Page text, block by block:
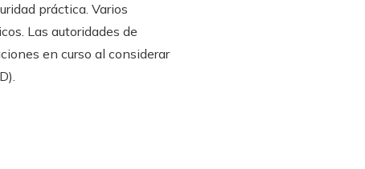
práctica. Varios
Las autoridades de
en curso al considerar